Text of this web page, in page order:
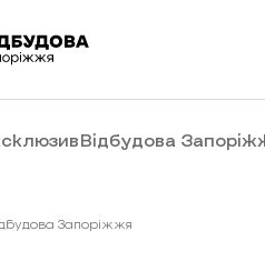
Відбудова
Запоріжжя